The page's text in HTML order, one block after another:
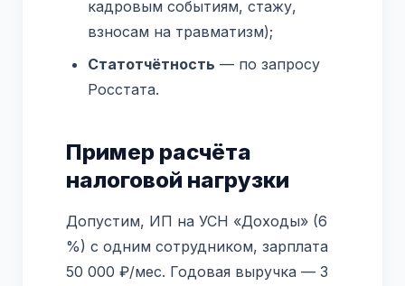
кадровым событиям, стажу,
взносам на травматизм);
Статотчётность — по запросу
Росстата.
Пример расчёта
налоговой нагрузки
Допустим, ИП на УСН «Доходы» (6
%) с одним сотрудником, зарплата
50 000 ₽/мес. Годовая выручка — 3